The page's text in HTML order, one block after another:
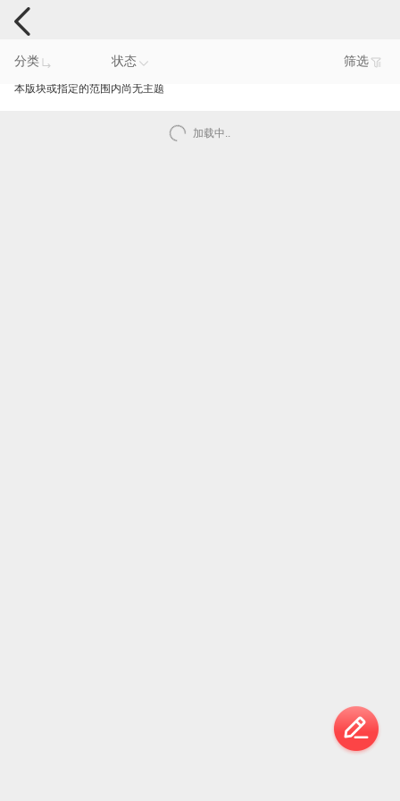
手机反馈
分类 状态 筛选
本版块或指定的范围内尚无主题
加载中..